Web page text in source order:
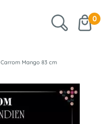
0
Carrom Mango 83 cm